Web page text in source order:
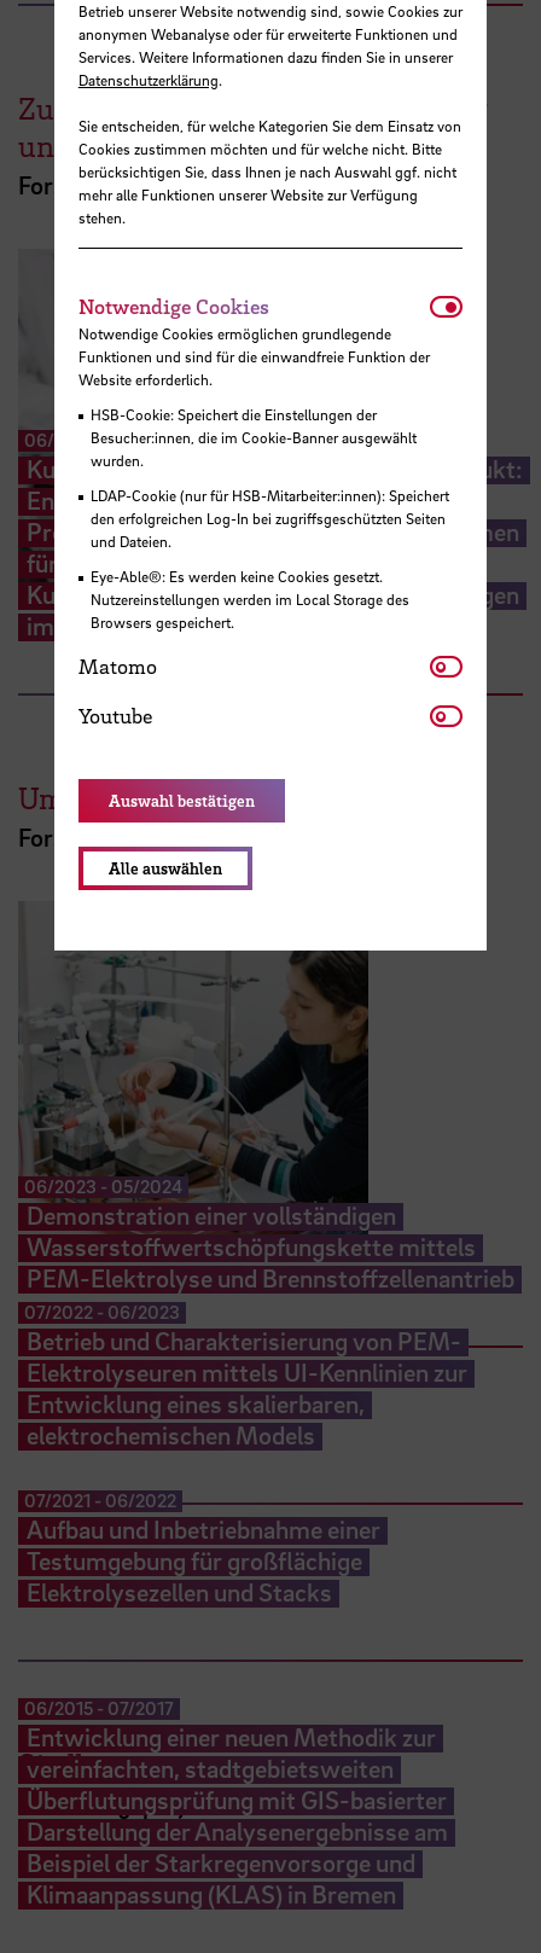
Zukunftsfähige Energieversorgung
und Ressourceneffizienz
Forschungsprojekte
06/2021-08/2022
Kunststoffrecycling - Aus Abfall wird Produkt:
Entwicklung eines geschlossenen
Prozesskreislaufes an der Hochschule Bremen
für die Aufbereitung von Post-Consumer-
Kunststoffabfällen hin zu neuen Anwendungen
im 3D-Druck
Umweltverfahrenstechnik
Forschungsprojekte
06/2023 - 05/2024
Demonstration einer vollständigen
Wasserstoffwertschöpfungskette mittels
PEM-Elektrolyse und Brennstoffzellenantrieb
07/2022 - 06/2023
Betrieb und Charakterisierung von PEM-
Elektrolyseuren mittels UI-Kennlinien zur
Entwicklung eines skalierbaren,
elektrochemischen Models
07/2021 - 06/2022
Aufbau und Inbetriebnahme einer
Testumgebung für großflächige
Elektrolysezellen und Stacks
Siedlungswasserwesen
Forschungsprojekte
06/2015 - 07/2017
Entwicklung einer neuen Methodik zur
vereinfachten, stadtgebietsweiten
Überflutungsprüfung mit GIS-basierter
Darstellung der Analysenergebnisse am
Beispiel der Starkregenvorsorge und
Klimaanpassung (KLAS) in Bremen
Betrieb unserer Website notwendig sind, sowie Cookies zur
anonymen Webanalyse oder für erweiterte Funktionen und
Services. Weitere Informationen dazu finden Sie in unserer
Datenschutzerklärung.
Sie entscheiden, für welche Kategorien Sie dem Einsatz von
Cookies zustimmen möchten und für welche nicht. Bitte
berücksichtigen Sie, dass Ihnen je nach Auswahl ggf. nicht
mehr alle Funktionen unserer Website zur Verfügung
stehen.
Notwendige Cookies
Notwendige Cookies ermöglichen grundlegende
Funktionen und sind für die einwandfreie Funktion der
Website erforderlich.
HSB-Cookie: Speichert die Einstellungen der
Besucher:innen, die im Cookie-Banner ausgewählt
wurden.
LDAP-Cookie (nur für HSB-Mitarbeiter:innen): Speichert
den erfolgreichen Log-In bei zugriffsgeschützten Seiten
und Dateien.
Eye-Able®: Es werden keine Cookies gesetzt.
Nutzereinstellungen werden im Local Storage des
Browsers gespeichert.
Matomo Matomo
Youtube Youtube
Auswahl bestätigen
Alle auswählen